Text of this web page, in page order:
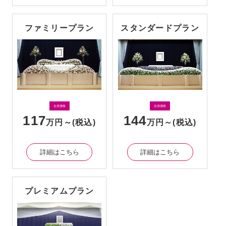
ファミリープラン
会員価格
117万円～(税込)
詳細はこちら
スタンダードプラン
会員価格
144万円～(税込)
詳細はこちら
プレミアムプラン